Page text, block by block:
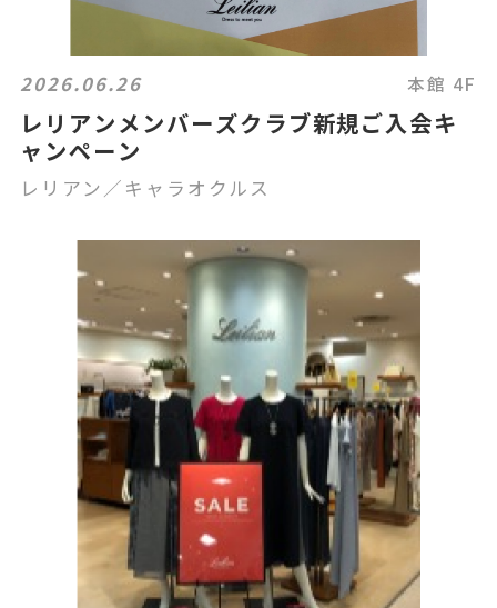
2026.06.26 本館 4F
レリアンメンバーズクラブ新規ご入会キ
ャンペーン
レリアン／キャラオクルス